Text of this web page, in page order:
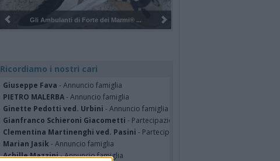
Gli Ambulanti di Forte dei Marmi® ...
Ricordiamo i nostri cari
Giuseppe Fava - Annuncio famiglia
PIETRO MALERBA- Annuncio famiglia
Ginette Pedotti ved. Urbini - Annuncio famiglia
Gianfranco Schieroni Giacometti - Partecipazione
Clementina Martinenghi ved. Pasini - Partecipazione
Marian Jasik - Annuncio famiglia
Achille Mazzini- Annuncio famiglia